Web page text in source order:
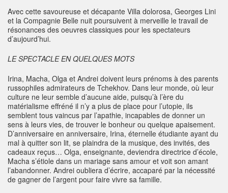
Avec cette savoureuse et décapante Villa dolorosa, Georges Lini
et la Compagnie Belle nuit poursuivent à merveille le travail de
résonances des oeuvres classiques pour les spectateurs
d’aujourd’hui.
LE SPECTACLE EN QUELQUES MOTS
Irina, Macha, Olga et Andrei doivent leurs prénoms à des parents
russophiles admirateurs de Tchekhov. Dans leur monde, où leur
culture ne leur semble d’aucune aide, puisqu’à l’ère du
matérialisme effréné il n’y a plus de place pour l’utopie, ils
semblent tous vaincus par l’apathie, incapables de donner un
sens à leurs vies, de trouver le bonheur ou quelque apaisement.
D’anniversaire en anniversaire, Irina, éternelle étudiante ayant du
mal à quitter son lit, se plaindra de la musique, des invités, des
cadeaux reçus… Olga, enseignante, deviendra directrice d’école,
Macha s’étiole dans un mariage sans amour et voit son amant
l’abandonner. Andrei oubliera d’écrire, accaparé par la nécessité
de gagner de l’argent pour faire vivre sa famille.